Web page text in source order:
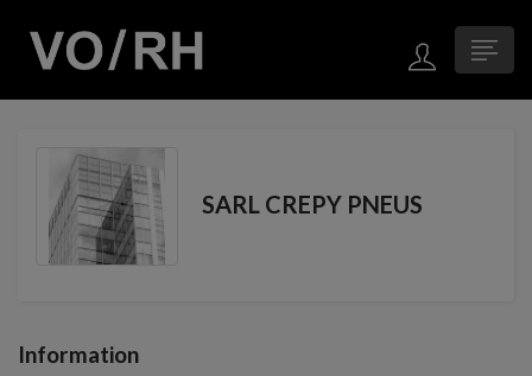
SARL CREPY PNEUS
Information